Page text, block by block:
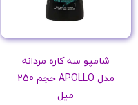
شامپو سه کاره مردانه
مدل APOLLO حجم 250
میل